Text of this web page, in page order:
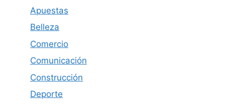
Apuestas
Belleza
Comercio
Comunicación
Construcción
Deporte